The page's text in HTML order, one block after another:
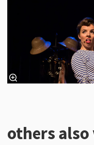
others also